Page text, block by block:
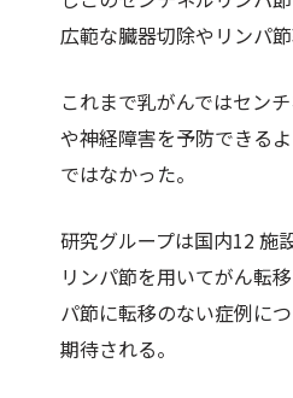
広範な臓器切除やリンパ
これまで乳がんではセン
や神経障害を予防できる
ではなかった。
研究グループは国内12 施
リンパ節を用いてがん転
パ節に転移のない症例に
期待される。